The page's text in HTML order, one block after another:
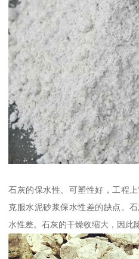
石灰的保水性、可塑性好，工程
克服水泥砂浆保水性差的缺点。
水性差。石灰的干燥收缩大，因此